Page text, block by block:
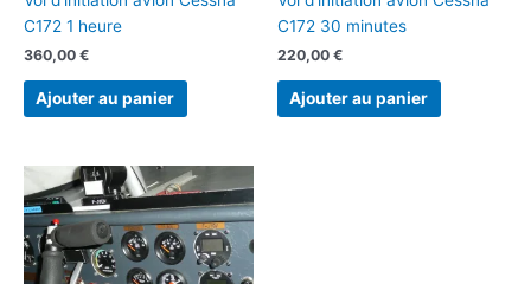
C172 1 heure
360,00 €
Ajouter au panier
C172 30 minutes
220,00 €
Ajouter au panier